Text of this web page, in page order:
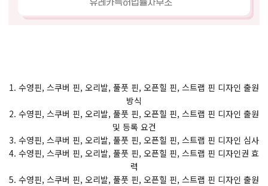
1. 수영핀, 스쿠버 핀, 오리발, 풀풋 핀, 오픈힐 핀, 스트랩 핀 디자인 출원
방식
2. 수영핀, 스쿠버 핀, 오리발, 풀풋 핀, 오픈힐 핀, 스트랩 핀 디자인 출원
및 등록 요건
3. 수영핀, 스쿠버 핀, 오리발, 풀풋 핀, 오픈힐 핀, 스트랩 핀 디자인 심사
4. 수영핀, 스쿠버 핀, 오리발, 풀풋 핀, 오픈힐 핀, 스트랩 핀 디자인권 효
력
5. 수영핀, 스쿠버 핀, 오리발, 풀풋 핀, 오픈힐 핀, 스트랩 핀 디자인 출원